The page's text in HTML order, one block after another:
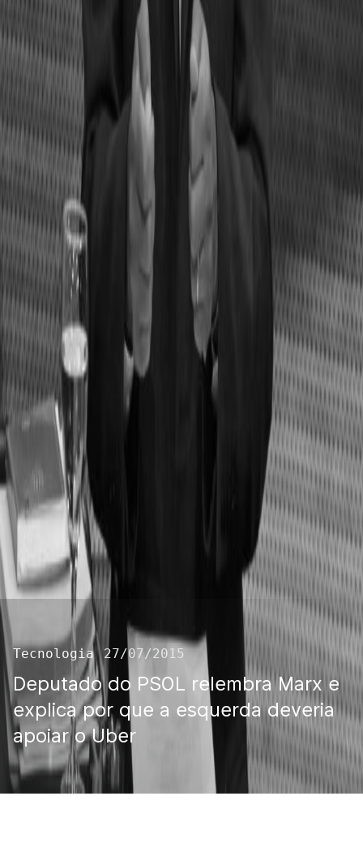
Tecnologia 27/07/2015
Deputado do PSOL relembra Marx e
explica por que a esquerda deveria
apoiar o Uber